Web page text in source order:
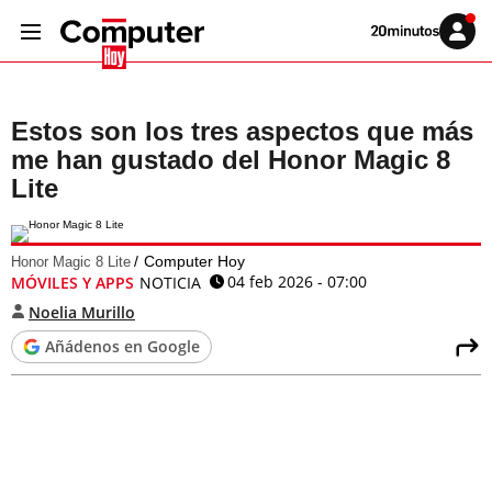
Volver
Iniciar
sesión
Estos son los tres aspectos que más
me han gustado del Honor Magic 8
Lite
Honor Magic 8 Lite Computer Hoy
MÓVILES Y APPS NOTICIA
04 feb 2026 - 07:00
Noelia Murillo
Añádenos en Google